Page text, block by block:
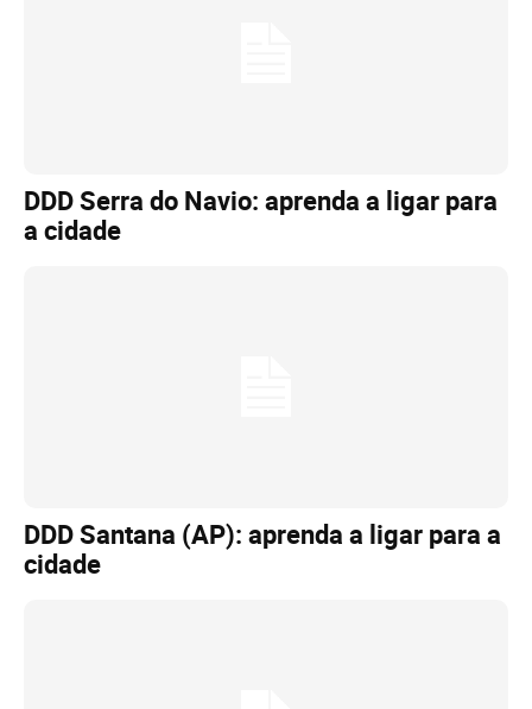
DDD Serra do Navio: aprenda a ligar para
a cidade
DDD Santana (AP): aprenda a ligar para a
cidade